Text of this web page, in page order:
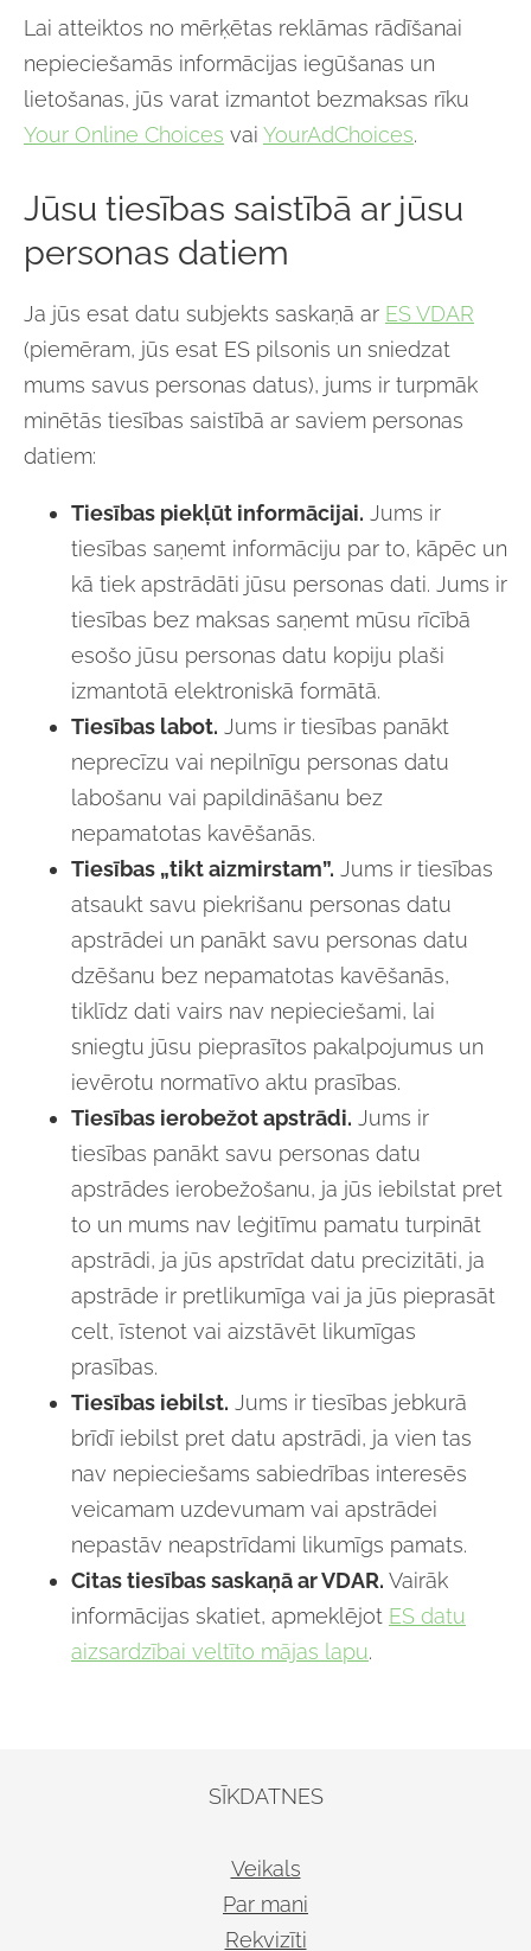
Lai atteiktos no mērķētas reklāmas rādīšanai
nepieciešamās informācijas iegūšanas un
lietošanas, jūs varat izmantot bezmaksas rīku
Your Online Choices vai YourAdChoices.
Jūsu tiesības saistībā ar jūsu
personas datiem
Ja jūs esat datu subjekts saskaņā ar ES VDAR
(piemēram, jūs esat ES pilsonis un sniedzat
mums savus personas datus), jums ir turpmāk
minētās tiesības saistībā ar saviem personas
datiem:
Tiesības piekļūt informācijai. Jums ir
tiesības saņemt informāciju par to, kāpēc un
kā tiek apstrādāti jūsu personas dati. Jums ir
tiesības bez maksas saņemt mūsu rīcībā
esošo jūsu personas datu kopiju plaši
izmantotā elektroniskā formātā.
Tiesības labot. Jums ir tiesības panākt
neprecīzu vai nepilnīgu personas datu
labošanu vai papildināšanu bez
nepamatotas kavēšanās.
Tiesības „tikt aizmirstam”. Jums ir tiesības
atsaukt savu piekrišanu personas datu
apstrādei un panākt savu personas datu
dzēšanu bez nepamatotas kavēšanās,
tiklīdz dati vairs nav nepieciešami, lai
sniegtu jūsu pieprasītos pakalpojumus un
ievērotu normatīvo aktu prasības.
Tiesības ierobežot apstrādi. Jums ir
tiesības panākt savu personas datu
apstrādes ierobežošanu, ja jūs iebilstat pret
to un mums nav leģitīmu pamatu turpināt
apstrādi, ja jūs apstrīdat datu precizitāti, ja
apstrāde ir pretlikumīga vai ja jūs pieprasāt
celt, īstenot vai aizstāvēt likumīgas
prasības.
Tiesības iebilst. Jums ir tiesības jebkurā
brīdī iebilst pret datu apstrādi, ja vien tas
nav nepieciešams sabiedrības interesēs
veicamam uzdevumam vai apstrādei
nepastāv neapstrīdami likumīgs pamats.
Citas tiesības saskaņā ar VDAR. Vairāk
informācijas skatiet, apmeklējot ES datu
aizsardzībai veltīto mājas lapu.
SĪKDATNES
Veikals
Par mani
Rekvizīti